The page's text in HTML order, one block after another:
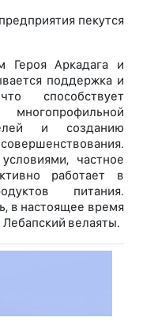
пекутся
Героя Аркадага и
поддержка и
способствует
и созданию
частное
работает в
питания.
в настоящее время
Лебапский велаяты.